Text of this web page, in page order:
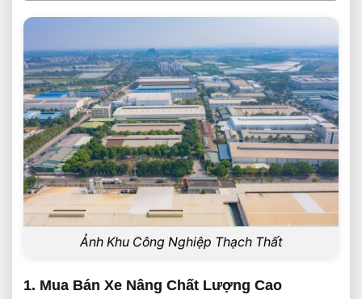
Ảnh Khu Công Nghiệp Thạch Thất
1. Mua Bán Xe Nâng Chất Lượng Cao